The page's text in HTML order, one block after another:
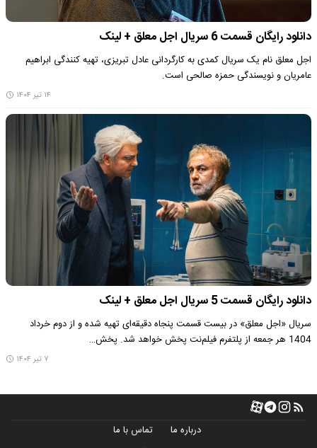
دانلود رایگان قسمت 6 سریال اجل معلق + لینک
اجل معلق نام یک سریال کمدی به کارگردانی عادل تبریزی، تهیه کنندگی ابراهیم
عامریان و نویسندگی حمزه صالحی است.
۱۴ تیر ۱۴۰۴
دانلود رایگان قسمت 5 سریال اجل معلق + لینک
سریال «اجل معلق» در بیست قسمت پنجاه دقیقه‌ای تهیه شده و از دوم خرداد
1404 هر جمعه از پلتفرم فیلم‌نت پخش خواهد شد. پخش…
۷ تیر ۱۴۰۴
درباره ما
تماس با ما